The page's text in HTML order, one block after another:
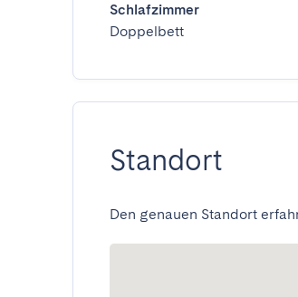
Schlafzimmer
Doppelbett
Standort
Den genauen Standort